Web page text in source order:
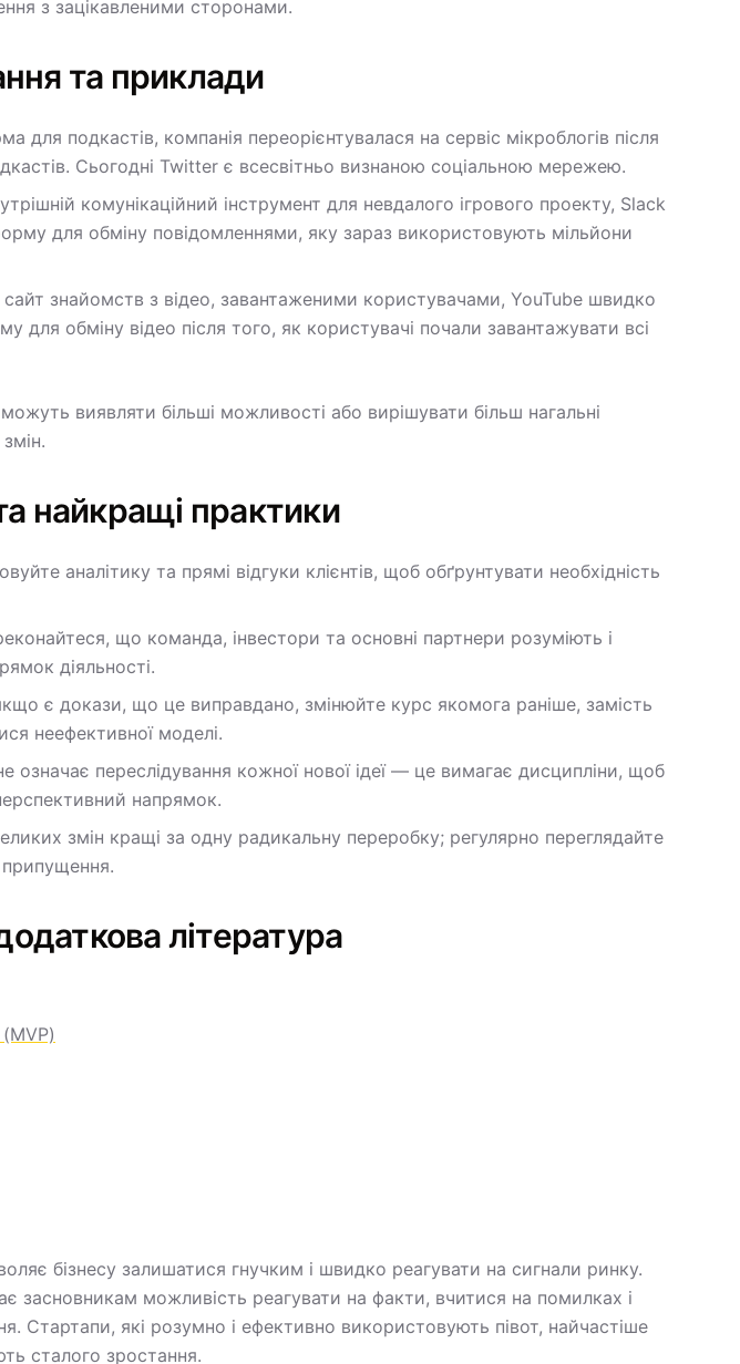
з зацікавленими сторонами.
та приклади
для подкастів, компанія переорієнтувалася на сервіс мікроблогів після
Сьогодні Twitter є всесвітньо визнаною соціальною мережею.
комунікаційний інструмент для невдалого ігрового проекту, Slack
для обміну повідомленнями, яку зараз використовують мільйони
знайомств з відео, завантаженими користувачами, YouTube швидко
для обміну відео після того, як користувачі почали завантажувати всі
виявляти більші можливості або вирішувати більш нагальні
найкращі практики
аналітику та прямі відгуки клієнтів, щоб обґрунтувати необхідність
що команда, інвестори та основні партнери розуміють і
діяльності.
є докази, що це виправдано, змінюйте курс якомога раніше, замість
неефективної моделі.
означає переслідування кожної нової ідеї — це вимагає дисципліни, щоб
напрямок.
змін кращі за одну радикальну переробку; регулярно переглядайте
припущення.
література
бізнесу залишатися гнучким і швидко реагувати на сигнали ринку.
засновникам можливість реагувати на факти, вчитися на помилках і
Стартапи, які розумно і ефективно використовують півот, найчастіше
сталого зростання.